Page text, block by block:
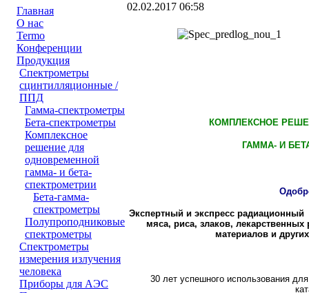
Главная
О нас
Termo
Конференции
Продукция
Cпектрометры
сцинтилляционные /
ППД
Гамма-спектрометры
Бета-спектрометры
Комплексное
решение для
одновременной
гамма- и бета-
спектрометрии
Бета-гамма-
спектрометры
Полупроподниковые
спектрометры
Cпектрометры
измерения излучения
человека
Приборы для АЭС
02.02.2017 06:58
КОМПЛЕКСНОЕ
ГАММА- И
Экспертный и экспресс
мяса, риса, злаков,
материалов и
30 лет успешного использования